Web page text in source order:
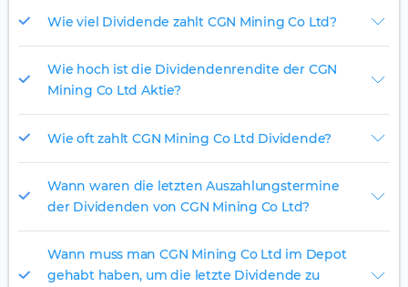
Wie viel Dividende zahlt CGN Mining Co Ltd?
Wie hoch ist die Dividendenrendite der CGN
Mining Co Ltd Aktie?
Wie oft zahlt CGN Mining Co Ltd Dividende?
Wann waren die letzten Auszahlungstermine
der Dividenden von CGN Mining Co Ltd?
Wann muss man CGN Mining Co Ltd im Depot
gehabt haben, um die letzte Dividende zu